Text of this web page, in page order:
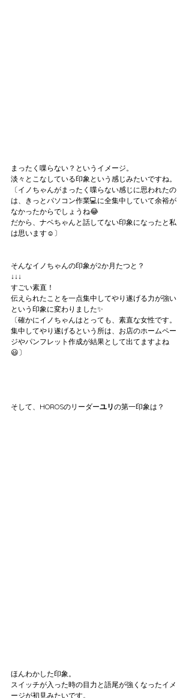
まったく喋らない？というイメージ。
淡々とこなしている印象という感じみたいですね。
〔イノちゃんがまったく喋らない感じに思われたの
は、きっとパソコン作業💻に全集中していて余裕が
なかったからでしょうね😂
だから、ナベちゃんと話してない印象になったと私
は思います☺️〕
そんなイノちゃんの印象が2か月たつと？
↓↓↓
すごい素直！
伝えられたことを一点集中してやり遂げる力が強い
という印象に変わりました✨
〔確かにイノちゃんはとっても、素直な女性です。
集中してやり遂げるという所は、お店のホームペー
ジやパンフレット作成が結果として出てますよね
😃〕
そして、HOROSのリーダーユリの第一印象は？
ほんわかした印象。
スイッチが入った時の目力と語尾が強くなったイメ
ージが初見みたいです。